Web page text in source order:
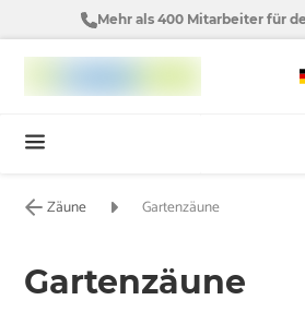
Mehr als 400 Mitarbeiter für
Zäune Gartenzäune
Gartenzäune